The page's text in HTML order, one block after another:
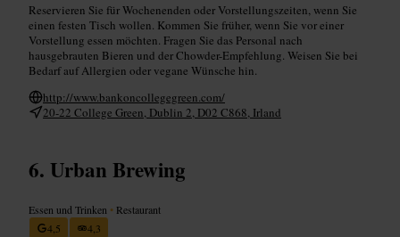
Reservieren Sie für Wochenenden oder Vorstellungszeiten, wenn Sie
einen festen Tisch wollen. Kommen Sie früher, wenn Sie vor einer
Vorstellung essen möchten. Fragen Sie das Personal nach
hausgebrauten Bieren und der Chowder-Empfehlung. Weisen Sie bei
Bedarf auf Allergien oder vegane Wünsche hin.
http://www.bankoncollegegreen.com/
20-22 College Green, Dublin 2, D02 C868, Irland
Urban Brewing
Essen und Trinken • Restaurant
4,5
4,3